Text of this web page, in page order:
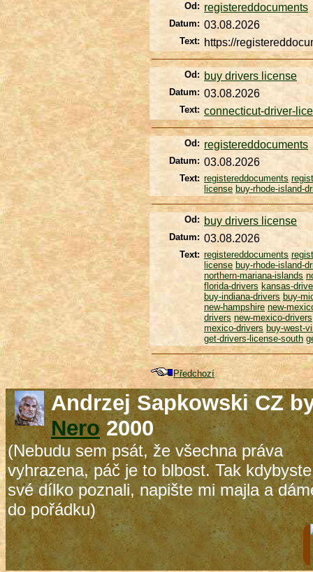
Od: registereddocuments
Datum: 03.08.2026
Text: https://
Od: buy drivers license
Datum: 03.08.2026
Text: connecticut-driver-
Od: registereddocuments
Datum: 03.08.2026
Text: registereddocuments
license buy-rhode-island-
Od: buy drivers license
Datum: 03.08.2026
Text: registereddocuments
license buy-rhode-island-
northern-mariana-islands
florida-drivers kansas-
buy-indiana-drivers buy-
new-hampshire new-
drivers new-mexico-drivers
mexico-drivers buy-west-
get-drivers-license-south
Předchozí
Andrzej Sapkowski CZ
Nero2000
(Nebudu sem psát, že všechna práva
vyhrazena, páč je to blbost. Tak
své dílko poznali, napište mi majla a
do pořádku)